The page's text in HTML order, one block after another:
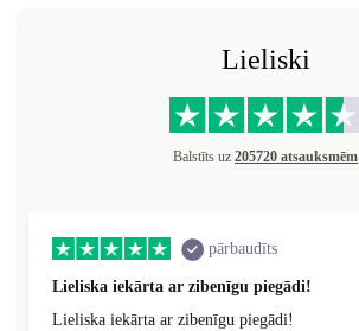
Lieliski
Balstīts uz 205720 atsauksmēm
pārbaudīts
Lieliska iekārta ar zibenīgu piegādi!
Lieliska iekārta ar zibenīgu piegādi!